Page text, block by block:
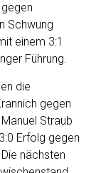
Schwung
einem 3:1
Führung.
die
gegen
Straub
Erfolg gegen
nächsten